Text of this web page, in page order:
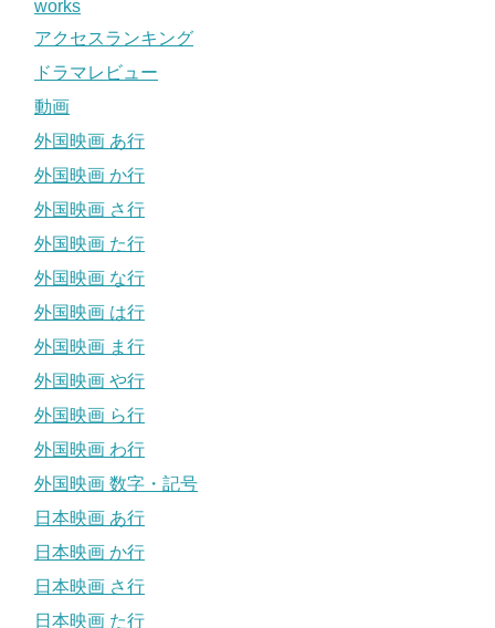
works
アクセスランキング
ドラマレビュー
動画
外国映画 あ行
外国映画 か行
外国映画 さ行
外国映画 た行
外国映画 な行
外国映画 は行
外国映画 ま行
外国映画 や行
外国映画 ら行
外国映画 わ行
外国映画 数字・記号
日本映画 あ行
日本映画 か行
日本映画 さ行
日本映画 た行